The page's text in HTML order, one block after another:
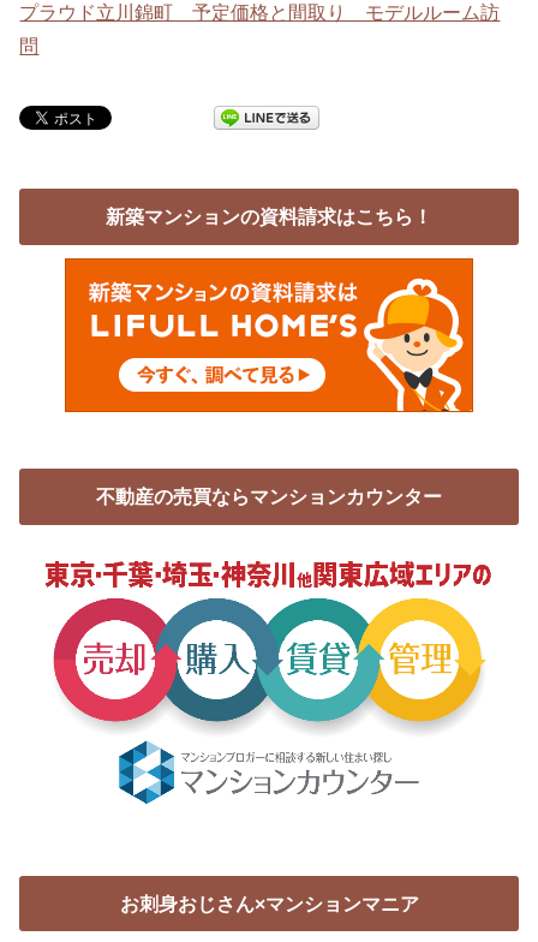
プラウド立川錦町 予定価格と間取り モデルルーム訪
問
新築マンションの資料請求はこちら！
不動産の売買ならマンションカウンター
お刺身おじさん×マンションマニア